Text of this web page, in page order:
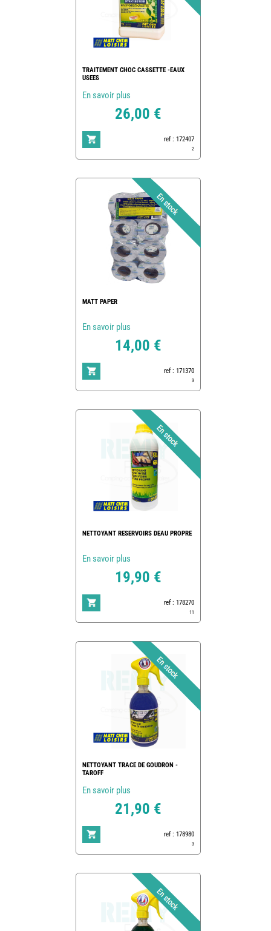
TRAITEMENT CHOC CASSETTE -EAUX
USEES
En savoir plus
26,00 €
ref : 172407
2
MATT PAPER
En savoir plus
14,00 €
ref : 171370
3
NETTOYANT RESERVOIRS DEAU PROPRE
En savoir plus
19,90 €
ref : 178270
11
NETTOYANT TRACE DE GOUDRON -
TAROFF
En savoir plus
21,90 €
ref : 178980
3